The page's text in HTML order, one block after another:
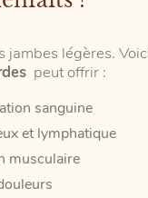
légères.
peut offrir :
sanguine
et lymphatique
musculaire